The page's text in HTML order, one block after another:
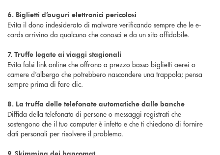
6. Biglietti d’auguri elettronici pericolosi
Evita il dono indesiderato di malware verificando sempre che le e-
cards arrivino da qualcuno che conosci e da un sito affidabile.
7. Truffe legate ai viaggi stagionali
Evita falsi link online che offrono a prezzo basso biglietti aerei o
camere d’albergo che potrebbero nascondere una trappola; pensa
sempre prima di fare clic.
8. La truffa delle telefonate automatiche dalle banche
Diffida della telefonata di persone o messaggi registrati che
sostengono che il tuo computer è infetto e che ti chiedono di fornire
dati personali per risolvere il problema.
9. Skimming dei bancomat